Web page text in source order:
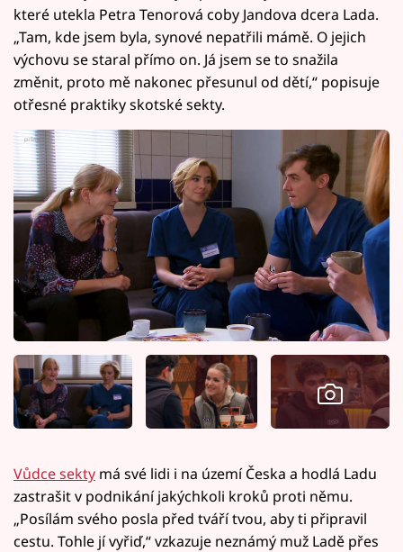
které utekla Petra Tenorová coby Jandova dcera Lada.
„Tam, kde jsem byla, synové nepatřili mámě. O jejich
výchovu se staral přímo on. Já jsem se to snažila
změnit, proto mě nakonec přesunul od dětí,“ popisuje
otřesné praktiky skotské sekty.
Vůdce sekty má své lidi i na území Česka a hodlá Ladu
zastrašit v podnikání jakýchkoli kroků proti němu.
„Posílám svého posla před tváří tvou, aby ti připravil
cestu. Tohle jí vyřiď,“ vzkazuje neznámý muž Ladě přes